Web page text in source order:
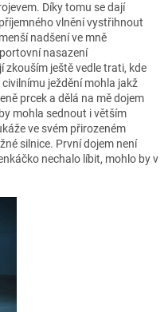
Díky tomu se dají
vlnění vystřihnout
nadšení ve mně
nasazení
zkouším ještě vedle trati, kde
civilnímu ježdění mohla jakž
prcek a dělá na mě dojem
mohla sednout i větším
ve svém přirozeném
silnice. První dojem není
nechalo líbit, mohlo by v